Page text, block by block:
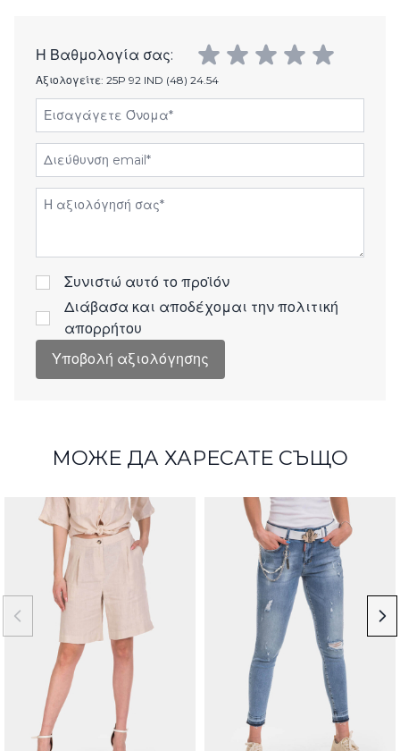
Η Βαθμολογία σας:
Αξιολογείτε: 25P 92 IND (48) 24.54
Εισαγάγετε Όνομα
Διεύθυνση email
Αξιολόγηση
Συνιστώ αυτό το προϊόν
Διάβασα και αποδέχομαι την πολιτική
απορρήτου
Υποβολή αξιολόγησης
МОЖЕ ДА ХАРЕСАТЕ СЪЩО